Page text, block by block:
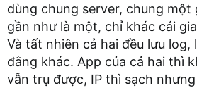
dùng chung server, chung một
gần như là một, chỉ khác cái
Và tất nhiên cả hai đều lưu log,
đằng khác. App của cả hai thì
vẫn trụ được, IP thì sạch